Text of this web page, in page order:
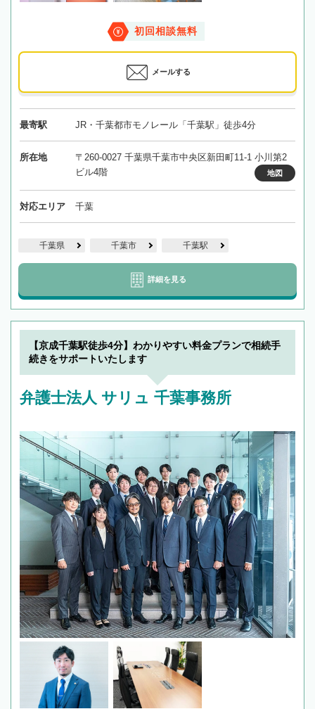
初回相談無料
メールする
最寄駅 JR・千葉都市モノレール「千葉駅」徒歩4分
所在地
〒260-0027 千葉県千葉市中央区新田町11-1 小川第2
ビル4階
地図
対応エリア 千葉
千葉県 千葉市 千葉駅
詳細を見る
【京成千葉駅徒歩4分】わかりやすい料金プランで相続手
続きをサポートいたします
弁護士法人 サリュ 千葉事務所